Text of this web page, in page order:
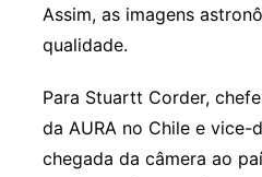
Assim, as imagens
qualidade.
Para Stuartt Corder,
da AURA no Chile e vice-
chegada da câmera ao